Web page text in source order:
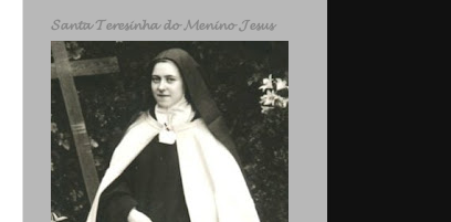
𝓢𝓪𝓷𝓽𝓪 𝓣𝓮𝓻𝓮𝓼𝓲𝓷𝓱𝓪 𝓭𝓸 𝓜𝓮𝓷𝓲𝓷𝓸 𝓙𝓮𝓼𝓾𝓼